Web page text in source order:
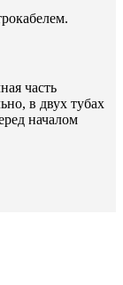
часть
в двух тубах
началом